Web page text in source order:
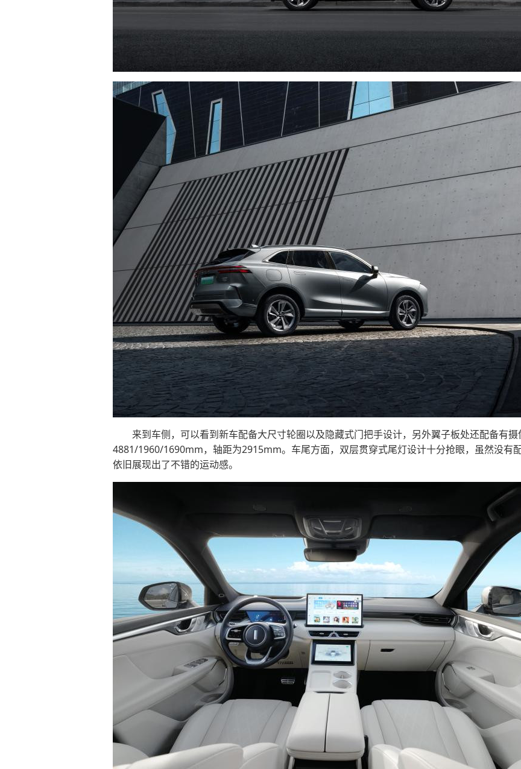
来到车侧，可以看到新车配备大尺寸轮圈以及隐藏式门把手设计，另外翼子板处还配备有摄
4881/1960/1690mm，轴距为2915mm。车尾方面，双层贯穿式尾灯设计十分抢眼，虽然没有
依旧展现出了不错的运动感。